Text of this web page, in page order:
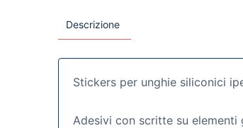
Descrizione
Stickers per unghie siliconici
Adesivi con scritte su